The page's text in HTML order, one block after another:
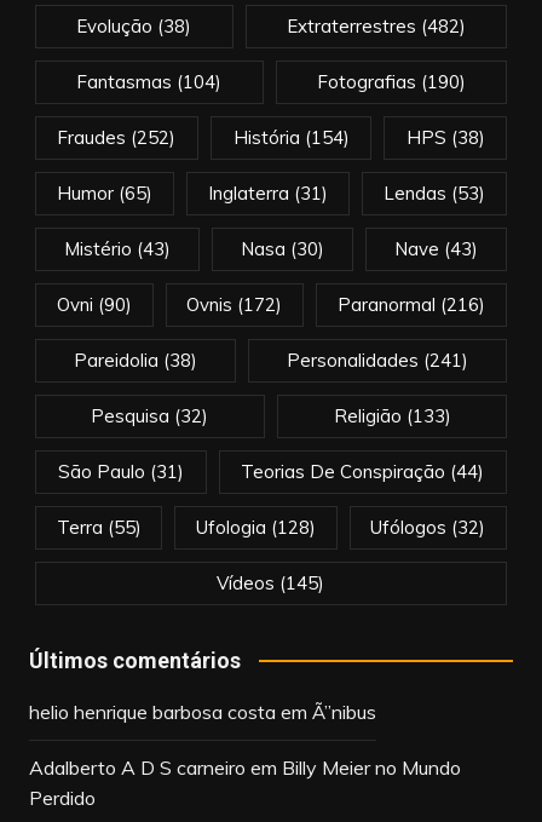
Evolução (38) Extraterrestres (482)
Fantasmas (104) Fotografias (190)
Fraudes (252) História (154) HPS (38)
Humor(65) Inglaterra (31) Lendas (53)
Mistério (43) Nasa (30) Nave (43)
Ovni (90) Ovnis (172) Paranormal (216)
Pareidolia (38) Personalidades (241)
Pesquisa (32) Religião (133)
São Paulo (31) Teorias De Conspiração (44)
Terra (55) Ufologia (128) Ufólogos (32)
Vídeos (145)
Últimos comentários
helio henrique barbosa costa em Ã”nibus
Adalberto A D S carneiro em Billy Meier no Mundo
Perdido